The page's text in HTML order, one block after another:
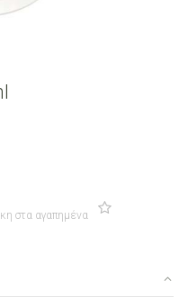
στα αγαπημένα